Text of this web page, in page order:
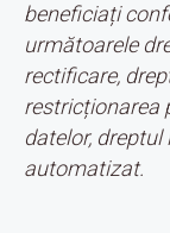
beneficiați
următoarele
rectificare,
restricționarea
datelor,
automatizat.